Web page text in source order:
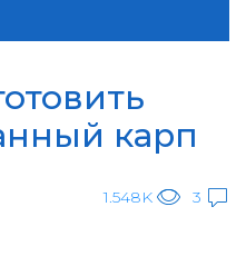
карп
1.548K 3